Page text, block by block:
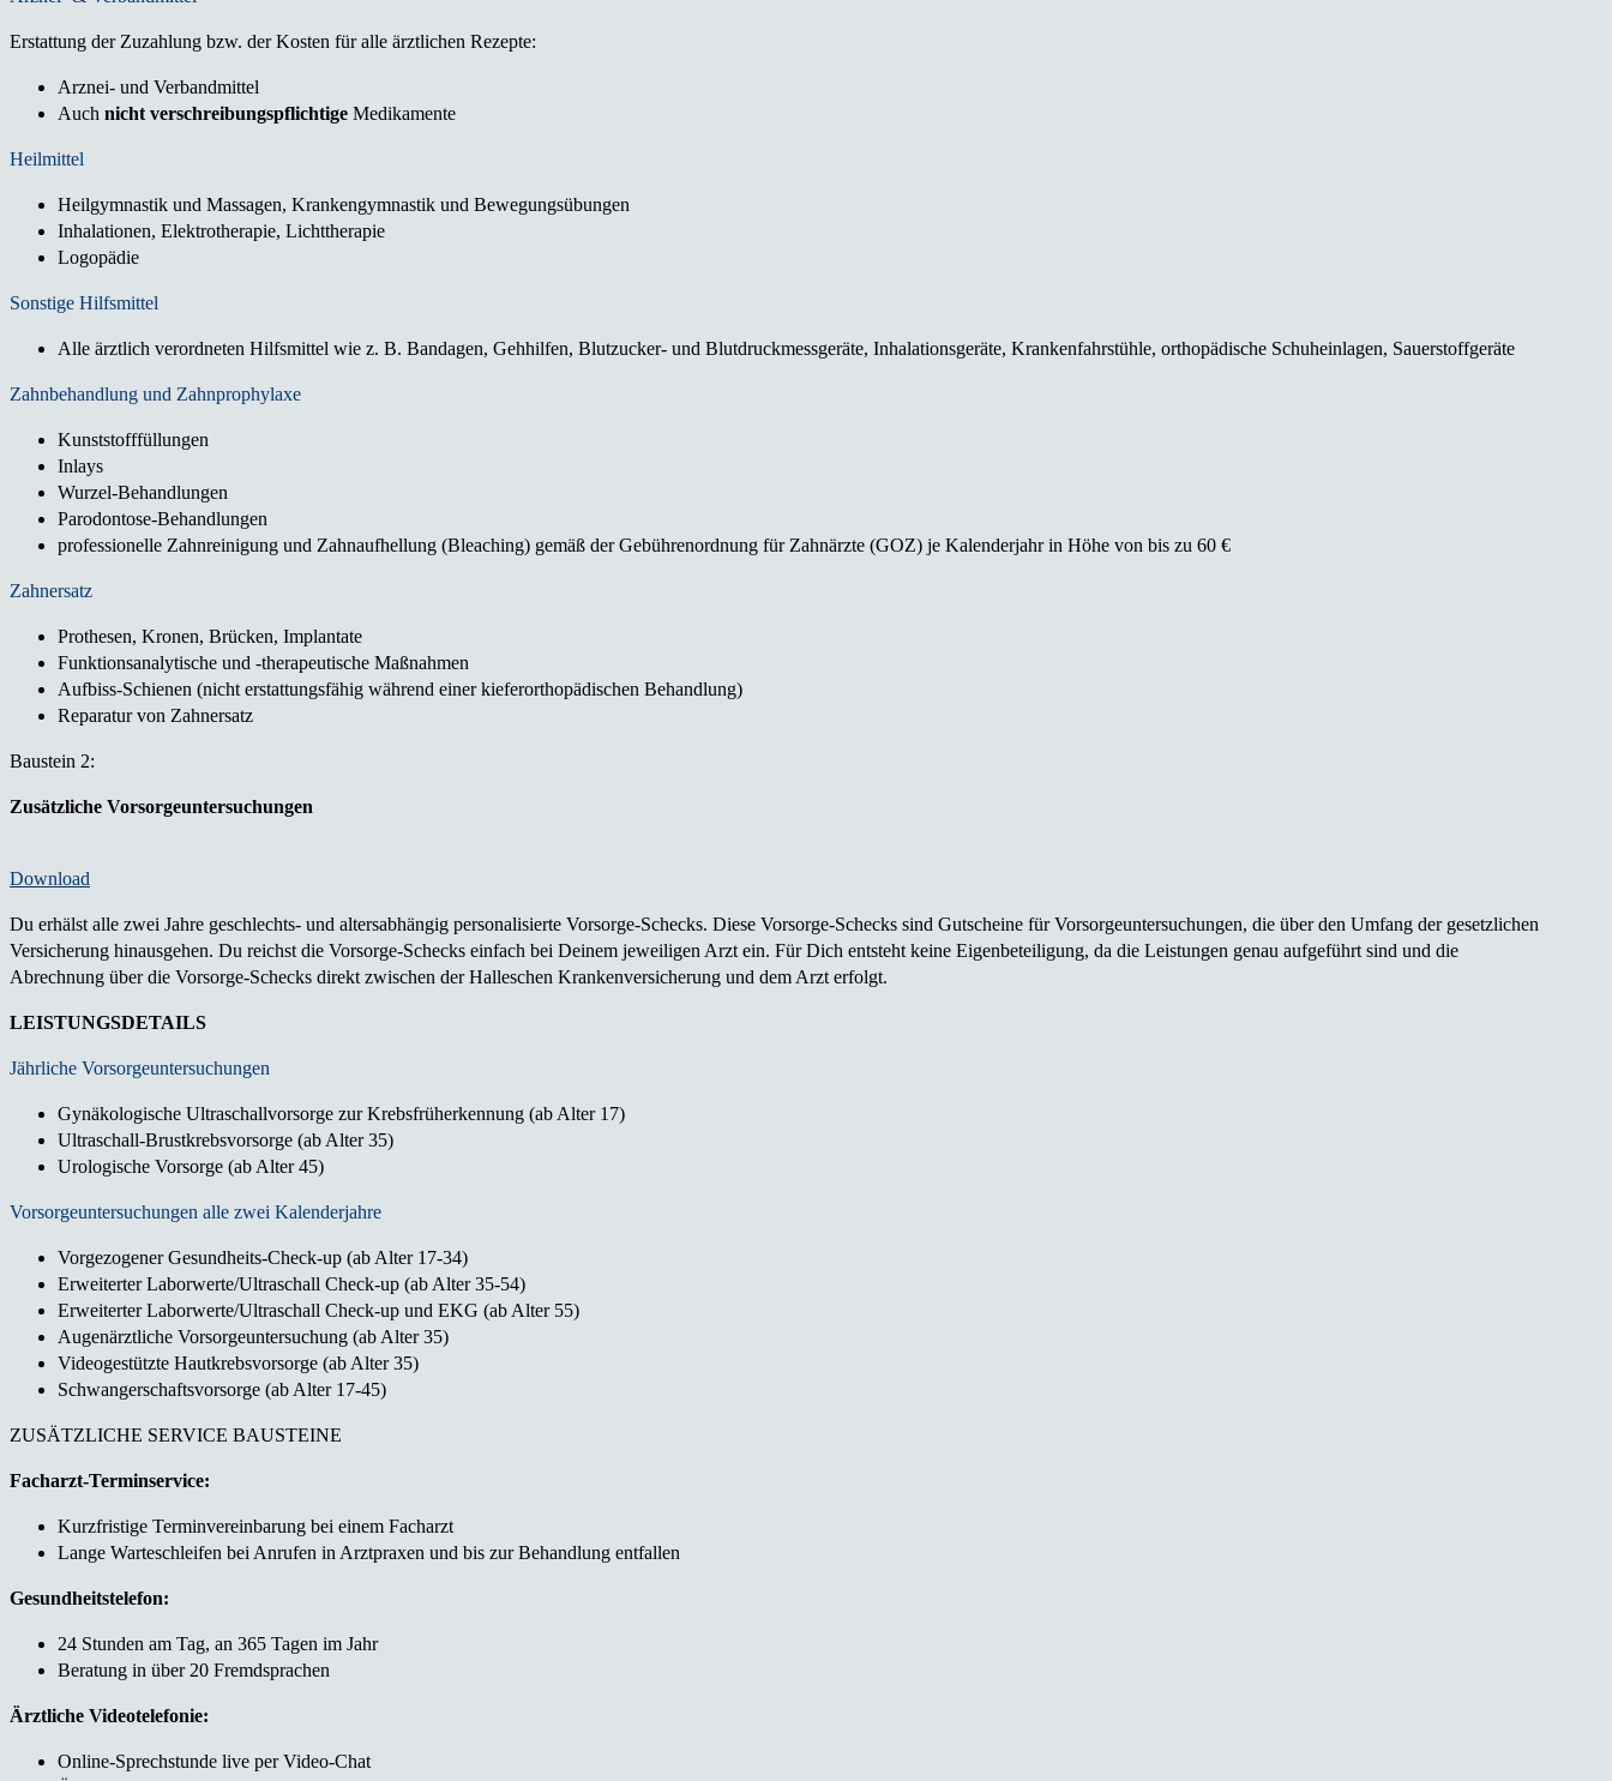
Erstattung der Zuzahlung bzw. der Kosten für alle ärztlichen Rezepte:
Arznei- und Verbandmittel
Auch nicht verschreibungspflichtige Medikamente
Heilmittel
Heilgymnastik und Massagen, Krankengymnastik und Bewegungsübungen
Inhalationen, Elektrotherapie, Lichttherapie
Logopädie
Sonstige Hilfsmittel
Alle ärztlich verordneten Hilfsmittel wie z. B. Bandagen, Gehhilfen, Blutzucker- und Blutdruckmessgeräte, Inhalationsgeräte, Krankenfahrstühle, orthopädische Schuheinlagen, Sauerstoffgeräte
Zahnbehandlung und Zahnprophylaxe
Kunststofffüllungen
Inlays
Wurzel-Behandlungen
Parodontose-Behandlungen
professionelle Zahnreinigung und Zahnaufhellung (Bleaching) gemäß der Gebührenordnung für Zahnärzte (GOZ) je Kalenderjahr in Höhe von bis zu 60 €
Zahnersatz
Prothesen, Kronen, Brücken, Implantate
Funktionsanalytische und -therapeutische Maßnahmen
Aufbiss-Schienen (nicht erstattungsfähig während einer kieferorthopädischen Behandlung)
Reparatur von Zahnersatz
Baustein 2:
Zusätzliche Vorsorgeuntersuchungen
Download
Du erhälst alle zwei Jahre geschlechts- und altersabhängig personalisierte Vorsorge-Schecks. Diese Vorsorge-Schecks sind Gutscheine für Vorsorge­untersuchungen, die über den Umfang der gesetzlichen
Versicherung hinausgehen. Du reichst die Vorsorge-Schecks einfach bei Deinem jeweiligen Arzt ein. Für Dich entsteht keine Eigenbeteiligung, da die Leistungen genau aufgeführt sind und die
Abrechnung über die Vorsorge-Schecks direkt zwischen der Halleschen Kranken­versicherung und dem Arzt erfolgt.
LEISTUNGSDETAILS
Jährliche Vorsorgeuntersuchungen
Gynäkologische Ultraschallvorsorge zur Krebsfrüherkennung (ab Alter 17)
Ultraschall-Brustkrebsvorsorge (ab Alter 35)
Urologische Vorsorge (ab Alter 45)
Vorsorgeuntersuchungen alle zwei Kalenderjahre
Vorgezogener Gesundheits-Check-up (ab Alter 17-34)
Erweiterter Laborwerte/Ultraschall Check-up (ab Alter 35-54)
Erweiterter Laborwerte/Ultraschall Check-up und EKG (ab Alter 55)
Augenärztliche Vorsorgeuntersuchung (ab Alter 35)
Videogestützte Hautkrebsvorsorge (ab Alter 35)
Schwangerschaftsvorsorge (ab Alter 17-45)
ZUSÄTZLICHE SERVICE BAUSTEINE
Facharzt-Terminservice:
Kurzfristige Terminvereinbarung bei einem Facharzt
Lange Warteschleifen bei Anrufen in Arztpraxen und bis zur Behandlung entfallen
Gesundheitstelefon:
24 Stunden am Tag, an 365 Tagen im Jahr
Beratung in über 20 Fremdsprachen
Ärztliche Videotelefonie:
Online-Sprechstunde live per Video-Chat